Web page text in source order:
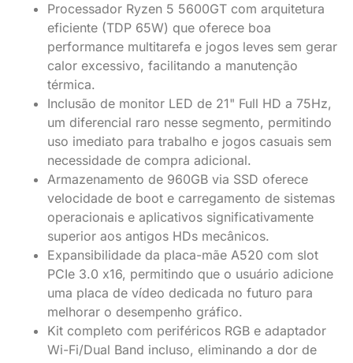
Processador Ryzen 5 5600GT com arquitetura
eficiente (TDP 65W) que oferece boa
performance multitarefa e jogos leves sem gerar
calor excessivo, facilitando a manutenção
térmica.
Inclusão de monitor LED de 21" Full HD a 75Hz,
um diferencial raro nesse segmento, permitindo
uso imediato para trabalho e jogos casuais sem
necessidade de compra adicional.
Armazenamento de 960GB via SSD oferece
velocidade de boot e carregamento de sistemas
operacionais e aplicativos significativamente
superior aos antigos HDs mecânicos.
Expansibilidade da placa-mãe A520 com slot
PCIe 3.0 x16, permitindo que o usuário adicione
uma placa de vídeo dedicada no futuro para
melhorar o desempenho gráfico.
Kit completo com periféricos RGB e adaptador
Wi-Fi/Dual Band incluso, eliminando a dor de